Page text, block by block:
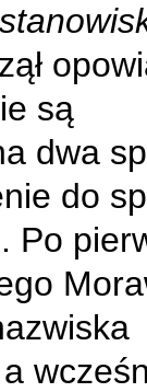
są
dwa
do
Po